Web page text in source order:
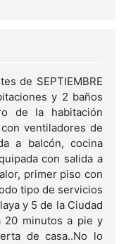
de SEPTIEMBRE
y 2 baños
de la habitación
ventiladores de
a balcón, cocina
con salida a
primer piso con
tipo de servicios
y 5 de la Ciudad
20 minutos a pie y
de casa..No lo